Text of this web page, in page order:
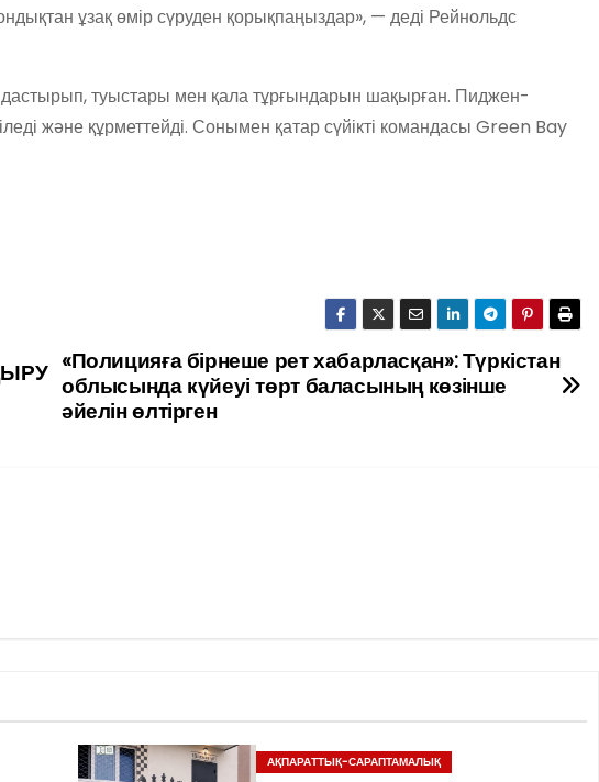
ұзақ өмір сүруден қорықпаңыздар», — деді Рейнольдс
туыстары мен қала тұрғындарын шақырған. Пиджен-
және құрметтейді. Сонымен қатар сүйікті командасы Green Bay
«Полицияға бірнеше рет хабарласқан»: Түркістан
облысында күйеуі төрт баласының көзінше
әйелін өлтірген
АҚПАРАТТЫҚ-САРАПТАМАЛЫҚ